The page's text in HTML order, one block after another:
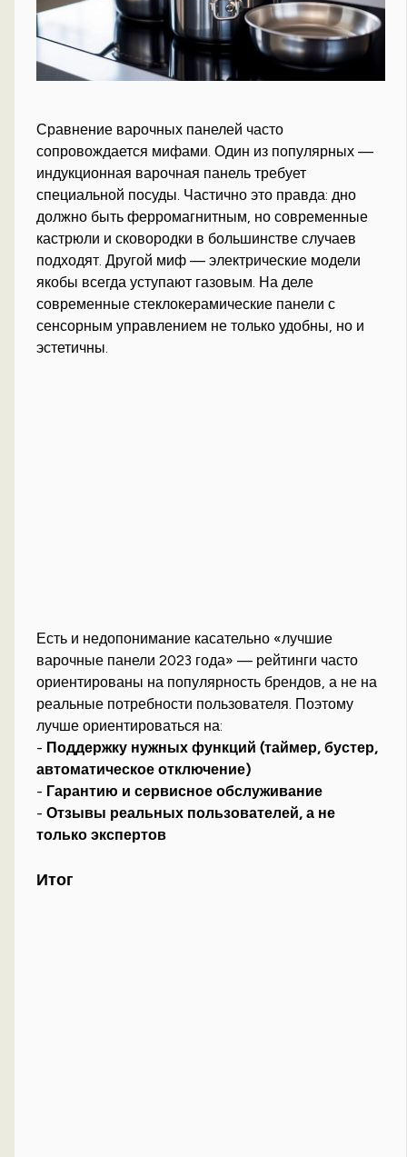
Сравнение варочных панелей часто
сопровождается мифами. Один из популярных —
индукционная варочная панель требует
специальной посуды. Частично это правда: дно
должно быть ферромагнитным, но современные
кастрюли и сковородки в большинстве случаев
подходят. Другой миф — электрические модели
якобы всегда уступают газовым. На деле
современные стеклокерамические панели с
сенсорным управлением не только удобны, но и
эстетичны.
Есть и недопонимание касательно «лучшие
варочные панели 2023 года» — рейтинги часто
ориентированы на популярность брендов, а не на
реальные потребности пользователя. Поэтому
лучше ориентироваться на:
- Поддержку нужных функций (таймер, бустер,
автоматическое отключение)
- Гарантию и сервисное обслуживание
-Отзывы реальных пользователей, а не
только экспертов
Итог